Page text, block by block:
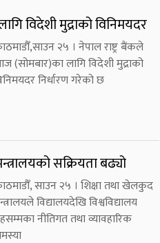
विदेशी मुद्राको विनिमयदर
२५ । नेपाल राष्ट्र बैंकले
(सोमबार)का लागि विदेशी मुद्राको
निर्धारण गरेको छ
सक्रियता बढ्यो
साउन २५ । शिक्षा तथा खेलकुद
विद्यालयदेखि विश्वविद्यालय
नीतिगत तथा व्यावहारिक